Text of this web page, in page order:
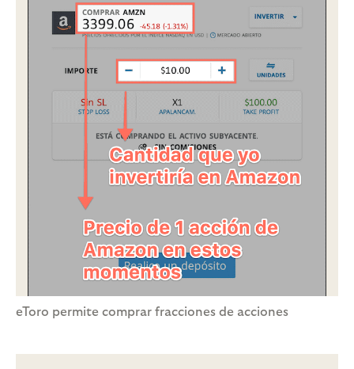
eToro permite comprar fracciones de acciones